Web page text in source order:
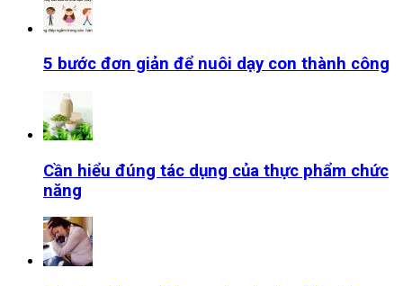
5 bước đơn giản để nuôi dạy con thành công
Cần hiểu đúng tác dụng của thực phẩm chức
năng